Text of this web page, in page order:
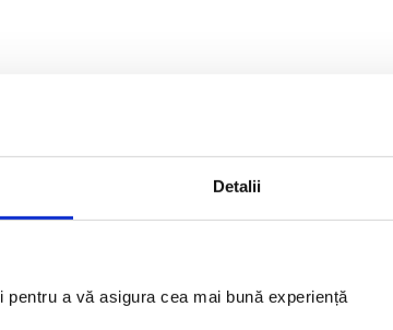
Detalii
a vă asigura cea mai bună experiență
ORGANIZER